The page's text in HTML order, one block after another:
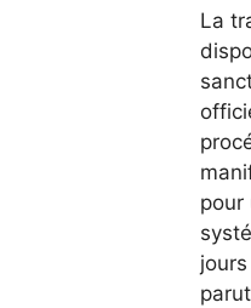
La
pour